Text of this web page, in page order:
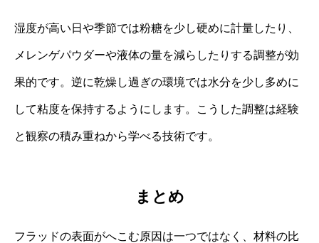
湿度が高い日や季節では粉糖を少し硬めに計量したり、
メレンゲパウダーや液体の量を減らしたりする調整が効
果的です。逆に乾燥し過ぎの環境では水分を少し多めに
して粘度を保持するようにします。こうした調整は経験
と観察の積み重ねから学べる技術です。
まとめ
フラッドの表面がへこむ原因は一つではなく、材料の比